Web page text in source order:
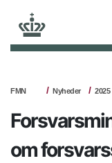
FMN Nyheder 2025
om